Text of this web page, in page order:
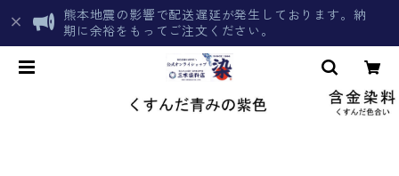
熊本地震の影響で配送遅延が発生しております。納
期に余裕をもってご注文ください。